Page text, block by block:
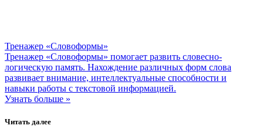
Тренажер «Словоформы»
Тренажер «Словоформы» помогает развить словесно-
логическую память. Нахождение различных форм слова
развивает внимание, интеллектуальные способности и
навыки работы с текстовой информацией.
Узнать больше »
Читать далее